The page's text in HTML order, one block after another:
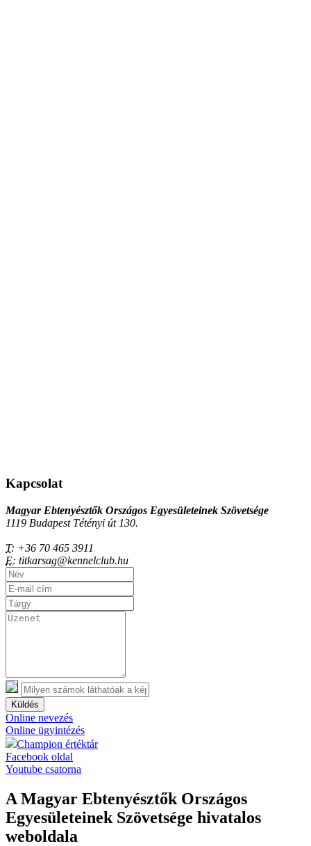
Kapcsolat
Magyar Ebtenyésztők Országos Egyesületeinek Szövetsége
1119 Budapest Tétényi út 130.
T: +36 70 465 3911
E: titkarsag@kennelclub.hu
Küldés
Online nevezés
Online ügyintézés
Champion értéktár
Facebook oldal
Youtube csatorna
A Magyar Ebtenyésztők Országos
Egyesületeinek Szövetsége hivatalos
weboldala